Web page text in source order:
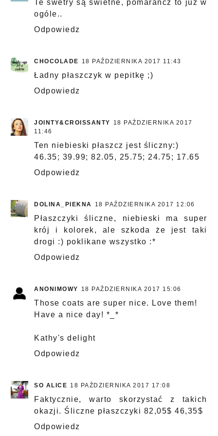
Te swetry są świetne, pomarańcz to już w
ogóle..
Odpowiedz
CHOCOLADE 18 PAŹDZIERNIKA 2017 11:43
Ładny płaszczyk w pepitkę ;)
Odpowiedz
JOINTY&CROISSANTY
18 PAŹDZIERNIKA 2017
11:46
Ten niebieski płaszcz jest śliczny:)
46.35; 39.99; 82.05, 25.75; 24.75; 17.65
Odpowiedz
DOLINA_PIEKNA 18 PAŹDZIERNIKA 2017 12:06
Płaszczyki śliczne, niebieski ma super
krój i kolorek, ale szkoda że jest taki
drogi :) poklikane wszystko :*
Odpowiedz
ANONIMOWY 18 PAŹDZIERNIKA 2017 15:06
Those coats are super nice. Love them!
Have a nice day! *_*
Kathy's delight
Odpowiedz
SO ALICE 18 PAŹDZIERNIKA 2017 17:08
Faktycznie, warto skorzystać z takich
okazji. Śliczne płaszczyki 82,05$ 46,35$
Odpowiedz